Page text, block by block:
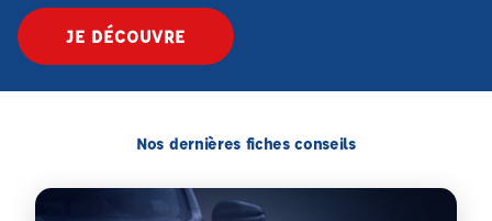
JE DÉCOUVRE
Nos dernières fiches conseils